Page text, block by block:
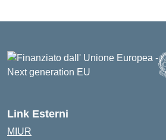
Link Esterni
MIUR